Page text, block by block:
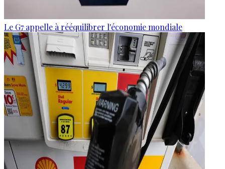
Le G7 appelle à rééquilibrer l'économie mondiale